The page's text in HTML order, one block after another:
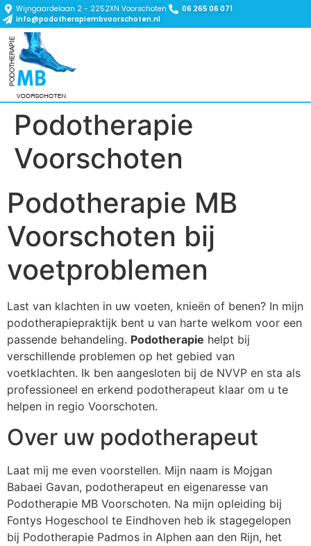
Wijngaardelaan 2 - 2252XN Voorschoten
06 265 06 071
info@podotherapiembvoorschoten.nl
Podotherapie
Voorschoten
Podotherapie MB
Voorschoten bij
voetproblemen
Last van klachten in uw voeten, knieën of benen? In mijn
podotherapiepraktijk bent u van harte welkom voor een
passende behandeling. Podotherapie helpt bij
verschillende problemen op het gebied van
voetklachten. Ik ben aangesloten bij de NVVP en sta als
professioneel en erkend podotherapeut klaar om u te
helpen in regio Voorschoten.
Over uw podotherapeut
Laat mij me even voorstellen. Mijn naam is Mojgan
Babaei Gavan, podotherapeut en eigenaresse van
Podotherapie MB Voorschoten. Na mijn opleiding bij
Fontys Hogeschool te Eindhoven heb ik stagegelopen
bij Podotherapie Padmos in Alphen aan den Rijn, het